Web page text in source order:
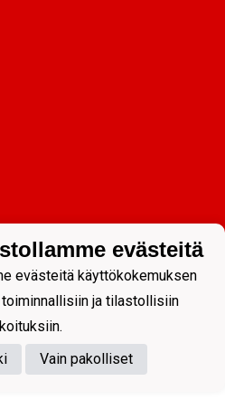
evästeitä
evästeitä käyttökokemuksen
ja tilastollisiin
Vain pakolliset